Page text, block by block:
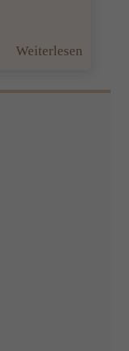
Weiterlesen